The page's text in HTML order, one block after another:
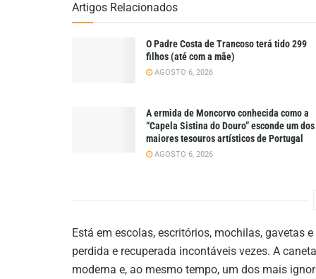
Artigos Relacionados
O Padre Costa de Trancoso terá tido 299
filhos (até com a mãe)
AGOSTO 6, 2026
A ermida de Moncorvo conhecida como a
“Capela Sistina do Douro” esconde um dos
maiores tesouros artísticos de Portugal
AGOSTO 6, 2026
Está em escolas, escritórios, mochilas, gavetas
perdida e recuperada incontáveis vezes. A
moderna e, ao mesmo tempo, um dos mais